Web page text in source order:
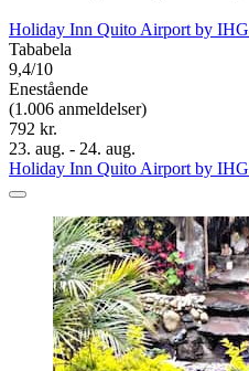
Holiday Inn Quito Airport by IHG
Tababela
9,4/10
Enestående
(1.006 anmeldelser)
792 kr.
23. aug. - 24. aug.
Holiday Inn Quito Airport by IHG